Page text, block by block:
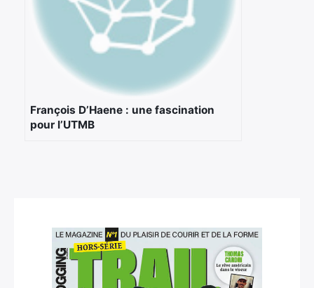
François D’Haene : une fascination
pour l’UTMB